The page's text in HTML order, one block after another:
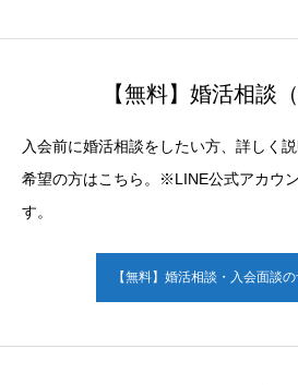
【無料】婚活相談
入会前に婚活相談をしたい方、詳しく
希望の方はこちら。※LINE公式アカウ
す。
【無料】婚活相談・入会面談の